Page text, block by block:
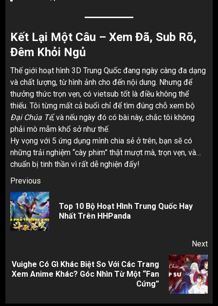
Kết Lại Một Câu – Xem Đã, Sub Rõ,
Đêm Khỏi Ngủ
Thế giới hoạt hình 3D Trung Quốc đang ngày càng đa dạng
và chất lượng, từ hình ảnh cho đến nội dung. Nhưng để
thưởng thức trọn vẹn, có vietsub tốt là điều không thể
thiếu. Tôi từng mất cả buổi chỉ để tìm đúng chỗ xem bộ
Đại Chúa Tể, và nếu ngày đó có bài này, chắc tôi không
phải mò mẫm khổ sở như thế.
Hy vọng với 5 ứng dụng mình chia sẻ ở trên, bạn sẽ có
những trải nghiệm “cày phim” thật mượt mà, trọn vẹn, và…
chuẩn bị tinh thần vì rất dễ nghiện đấy!
Post
navigation
Previous
Top 10 Bộ Hoạt Hình Trung Quốc Hay
Nhất Trên HHPanda
Next
Next
Vuighe Có Gì Khác Biệt So Với Các Trang
Xem Anime Khác? Góc Nhìn Từ Một “Fan
Cứng”